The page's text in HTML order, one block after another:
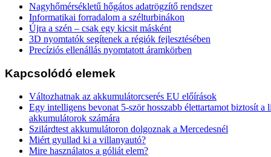
Nagyhőmérsékletű hőgátos adatrögzítő rendszer
Informatikai forradalom a szélturbinákon
Újra a szén – csak egy kicsit másként
3D nyomtatók segítenek a régiók fejlesztésében
Precíziós ellenállás nyomtatott áramkörben
Kapcsolódó elemek
Változhatnak az akkumulátorcserés EU előírások
Egy intelligens bevonat 5-ször hosszabb élettartamot biztosít a
akkumulátorok számára
Szilárdtest akkumulátoron dolgoznak a Mercedesnél
Miért gyullad ki a villanyautó?
Mire használatos a góliát elem?